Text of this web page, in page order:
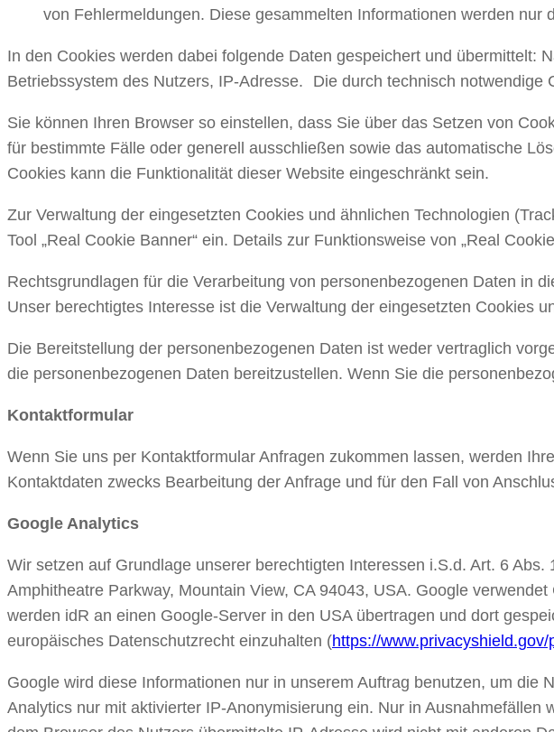
von Fehlermeldungen. Diese gesammelten Informationen werden nur
In den Cookies werden dabei folgende Daten gespeichert und übermittelt:
Betriebssystem des Nutzers, IP-Adresse. Die durch technisch
Sie können Ihren Browser so einstellen, dass Sie über das Setzen von
für bestimmte Fälle oder generell ausschließen sowie das automatische
Cookies kann die Funktionalität dieser Website eingeschränkt sein.
Zur Verwaltung der eingesetzten Cookies und ähnlichen Technologien
Tool „Real Cookie Banner“ ein. Details zur Funktionsweise von „Real
Rechtsgrundlagen für die Verarbeitung von personenbezogenen Daten in
Unser berechtigtes Interesse ist die Verwaltung der eingesetzten Cookies
Die Bereitstellung der personenbezogenen Daten ist weder vertraglich
die personenbezogenen Daten bereitzustellen. Wenn Sie die
Kontaktformular
Wenn Sie uns per Kontaktformular Anfragen zukommen lassen, werden
Kontaktdaten zwecks Bearbeitung der Anfrage und für den Fall von
Google Analytics
Wir setzen auf Grundlage unserer berechtigten Interessen i.S.d. Art. 6
Amphitheatre Parkway, Mountain View, CA 94043, USA. Google
werden idR an einen Google-Server in den USA übertragen und dort
europäisches Datenschutzrecht einzuhalten (https://
Google wird diese Informationen nur in unserem Auftrag benutzen, um
Analytics nur mit aktivierter IP-Anonymisierung ein. Nur in